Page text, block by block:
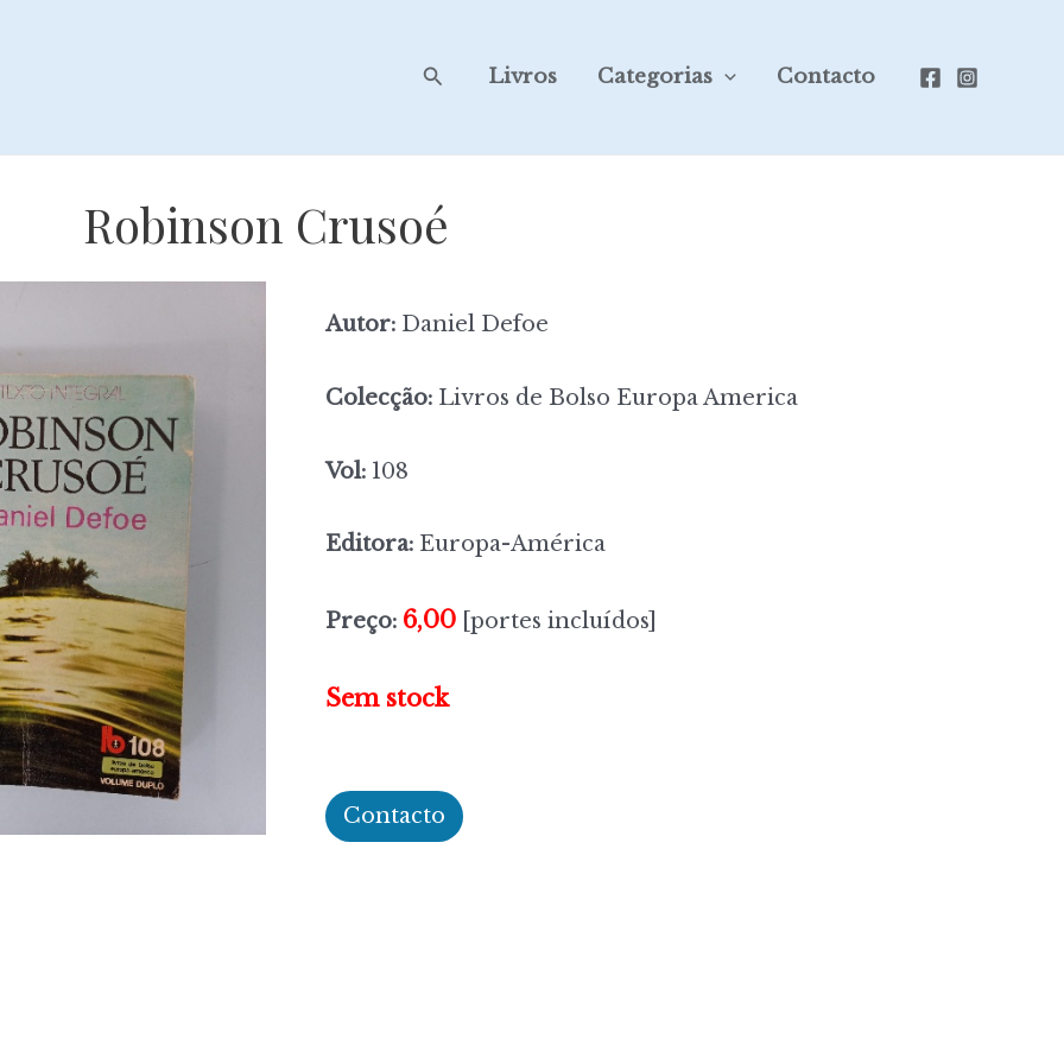
SearchLivros Categorias Contacto
Robinson Crusoé
Autor: Daniel Defoe
Colecção: Livros de Bolso Europa America
Vol: 108
Editora: Europa-América
Preço: 6,00 [portes incluídos]
Sem stock
Contacto